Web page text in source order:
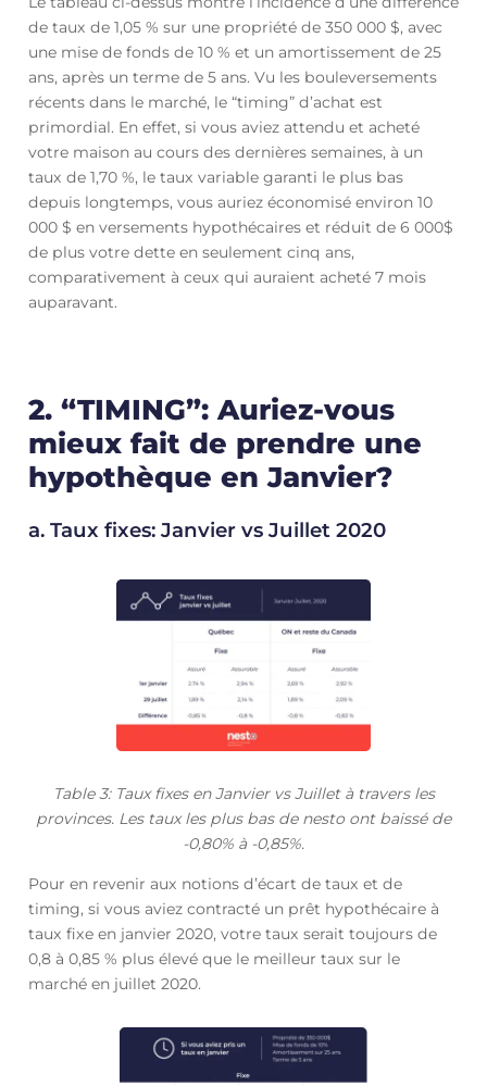
de taux de 1,05 % sur une propriété de 350 000 $, avec
une mise de fonds de 10 % et un amortissement de 25
ans, après un terme de 5 ans. Vu les bouleversements
récents dans le marché, le “timing” d’achat est
primordial. En effet, si vous aviez attendu et acheté
votre maison au cours des dernières semaines, à un
taux de 1,70 %, le taux variable garanti le plus bas
depuis longtemps, vous auriez économisé environ 10
000 $ en versements hypothécaires et réduit de 6 000$
de plus votre dette en seulement cinq ans,
comparativement à ceux qui auraient acheté 7 mois
auparavant.
2. “TIMING”: Auriez-vous
mieux fait de prendre une
hypothèque en Janvier?
a. Taux fixes: Janvier vs Juillet 2020
Table 3: Taux fixes en Janvier vs Juillet à travers les
provinces. Les taux les plus bas de nesto ont baissé de
-0,80% à -0,85%.
Pour en revenir aux notions d’écart de taux et de
timing, si vous aviez contracté un prêt hypothécaire à
taux fixe en janvier 2020, votre taux serait toujours de
0,8 à 0,85 % plus élevé que le meilleur taux sur le
marché en juillet 2020.